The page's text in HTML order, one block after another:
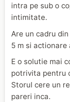
intra pe sub o
intimitate.
Are un cadru
5 m si actionare
E o solutie mai
potrivita pentru
Storul cere un
pareri inca.